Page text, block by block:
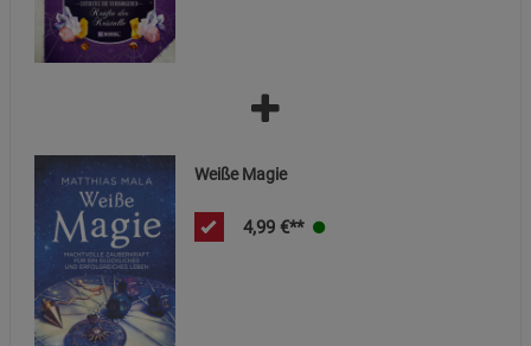
Weiße Magie
4,99 €**
Marketing Cookies (3)
Beschreibung Marketing Cookies
Cookie-Informationen